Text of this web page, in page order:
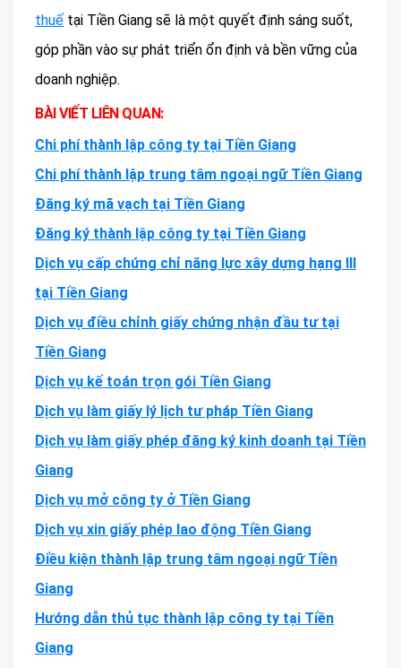
thuế tại Tiền Giang sẽ là một quyết định sáng suốt,
góp phần vào sự phát triển ổn định và bền vững của
doanh nghiệp.
BÀI VIẾT LIÊN QUAN:
Chi phí thành lập công ty tại Tiền Giang
Chi phí thành lập trung tâm ngoại ngữ Tiền Giang
Đăng ký mã vạch tại Tiền Giang
Đăng ký thành lập công ty tại Tiền Giang
Dịch vụ cấp chứng chỉ năng lực xây dựng hạng III
tại Tiền Giang
Dịch vụ điều chỉnh giấy chứng nhận đầu tư tại
Tiền Giang
Dịch vụ kế toán trọn gói Tiền Giang
Dịch vụ làm giấy lý lịch tư pháp Tiền Giang
Dịch vụ làm giấy phép đăng ký kinh doanh tại Tiền
Giang
Dịch vụ mở công ty ở Tiền Giang
Dịch vụ xin giấy phép lao động Tiền Giang
Điều kiện thành lập trung tâm ngoại ngữ Tiền
Giang
Hướng dẫn thủ tục thành lập công ty tại Tiền
Giang